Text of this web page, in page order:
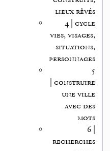
lieux rêvés
4 | cycle
vies, visages,
situations,
personnages
5
| construire
une ville
avec des
mots
6 |
recherches